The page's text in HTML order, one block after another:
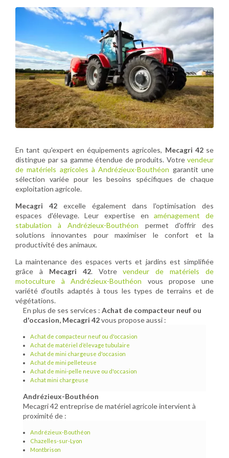
En tant qu'expert en équipements agricoles, Mecagri 42se
distingue par sa gamme étendue de produits. Votre vendeur
de matériels agricoles à Andrézieux-Bouthéon garantit une
sélection variée pour les besoins spécifiques de chaque
exploitation agricole.
Mecagri 42excelle également dans l'optimisation des
espaces d'élevage. Leur expertise enaménagement de
stabulation à Andrézieux-Bouthéon permet d'offrir des
solutions innovantes pour maximiser le confort et la
productivité des animaux.
La maintenance des espaces verts et jardins est simplifiée
grâce à Mecagri 42. Votrevendeur de matériels de
motoculture à Andrézieux-Bouthéon vous propose une
variété d'outils adaptés à tous les types de terrains et de
végétations.
En plus de ses services : Achat de compacteur neuf ou
d'occasion, Mecagri 42vous propose aussi :
Achat de compacteur neuf ou d'occasion
Achat de matériel d’élevage tubulaire
Achat de mini chargeuse d'occasion
Achat de mini pelleteuse
Achat de mini-pelle neuve ou d'occasion
Achat mini chargeuse
Andrézieux-Bouthéon
Mecagri 42 entreprise de matériel agricole intervient à
proximité de :
Andrézieux-Bouthéon
Chazelles-sur-Lyon
Montbrison